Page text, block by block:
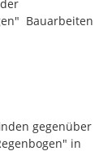
Bauarbeiten
gegenüber
in